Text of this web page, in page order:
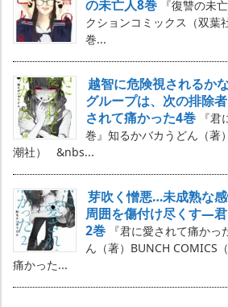
の未亡人8巻
『復讐の未
クションコミックス（双
巻...
越智に危険視されるか
グループは、次の排除
されて痛かった4巻
『
巻』知るかバカうどん（著
潮社） &nbs...
芽吹く憎悪…未成熟な
周囲を傷付け尽くす―
2巻
『君に愛されて痛か
ん（著）BUNCH COMICS
痛かった...